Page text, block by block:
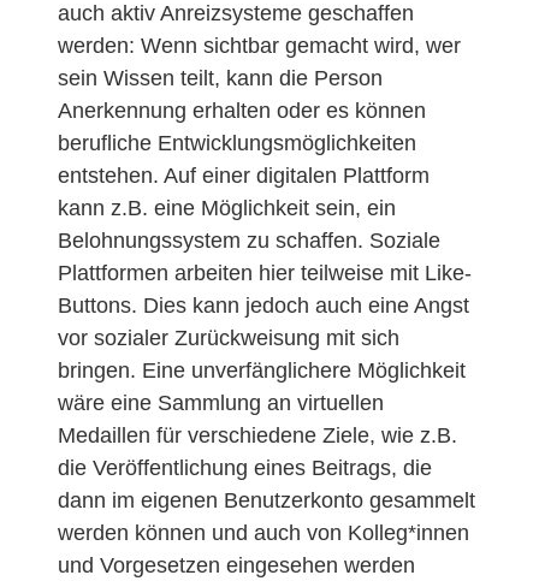
auch aktiv Anreizsysteme geschaffen
werden: Wenn sichtbar gemacht wird, wer
sein Wissen teilt, kann die Person
Anerkennung erhalten oder es können
berufliche Entwicklungsmöglichkeiten
entstehen. Auf einer digitalen Plattform
kann z.B. eine Möglichkeit sein, ein
Belohnungssystem zu schaffen. Soziale
Plattformen arbeiten hier teilweise mit Like-
Buttons. Dies kann jedoch auch eine Angst
vor sozialer Zurückweisung mit sich
bringen. Eine unverfänglichere Möglichkeit
wäre eine Sammlung an virtuellen
Medaillen für verschiedene Ziele, wie z.B.
die Veröffentlichung eines Beitrags, die
dann im eigenen Benutzerkonto gesammelt
werden können und auch von Kolleg*innen
und Vorgesetzen eingesehen werden